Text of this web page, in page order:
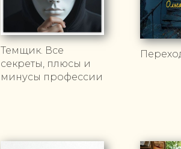
Темщик. Все
секреты, плюсы и
минусы профессии